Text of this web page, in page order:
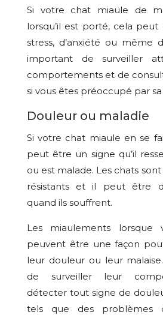
Si votre chat miaule de
lorsqu’il est porté, cela
stress, d’anxiété ou même
important de surveiller
comportements et de
si vous êtes préoccupé par sa
Douleur ou maladie
Si votre chat miaule en se
peut être un signe qu’il
ou est malade. Les chats
résistants et il peut être
quand ils souffrent.
Les miaulements lorsque
peuvent être une façon
leur douleur ou leur
de surveiller leur
détecter tout signe de
tels que des problèmes